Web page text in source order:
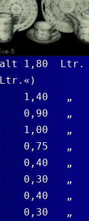
1,80
„
„
1,00 „
„
0,40 „
„
0,40 „
„